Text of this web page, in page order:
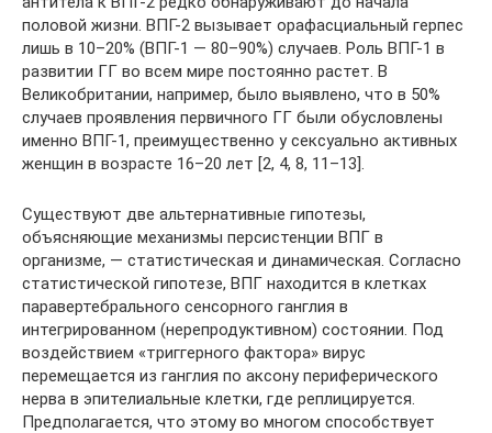
половой жизни. ВПГ-2 вызывает орафасциальный герпес
лишь в 10–20% (ВПГ-1 — 80–90%) случаев. Роль ВПГ-1 в
развитии ГГ во всем мире постоянно растет. В
Великобритании, например, было выявлено, что в 50%
случаев проявления первичного ГГ были обусловлены
именно ВПГ-1, преимущественно у сексуально активных
женщин в возрасте 16–20 лет [2, 4, 8, 11–13].
Существуют две альтернативные гипотезы,
объясняющие механизмы персистенции ВПГ в
организме, — статистическая и динамическая. Согласно
статистической гипотезе, ВПГ находится в клетках
паравертебрального сенсорного ганглия в
интегрированном (нерепродуктивном) состоянии. Под
воздействием «триггерного фактора» вирус
перемещается из ганглия по аксону периферического
нерва в эпителиальные клетки, где реплицируется.
Предполагается, что этому во многом способствует